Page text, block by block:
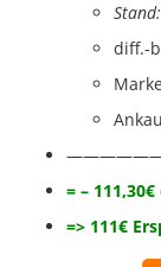
diff.-
= –
=> 111€